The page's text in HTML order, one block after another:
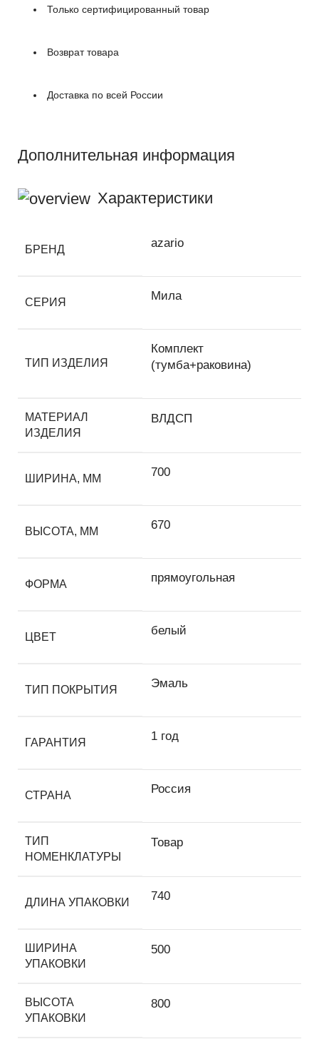
Только сертифицированный товар
Возврат товара
Доставка по всей России
Дополнительная информация
Характеристики
БРЕНД azario
СЕРИЯ Мила
ТИП ИЗДЕЛИЯ
Комплект
(тумба+раковина)
МАТЕРИАЛ
ИЗДЕЛИЯ
ВЛДСП
ШИРИНА, ММ 700
ВЫСОТА, ММ 670
ФОРМА прямоугольная
ЦВЕТ белый
ТИП ПОКРЫТИЯ Эмаль
ГАРАНТИЯ 1 год
СТРАНА Россия
ТИП
НОМЕНКЛАТУРЫ
Товар
ДЛИНА УПАКОВКИ 740
ШИРИНА
УПАКОВКИ
500
ВЫСОТА
УПАКОВКИ
800